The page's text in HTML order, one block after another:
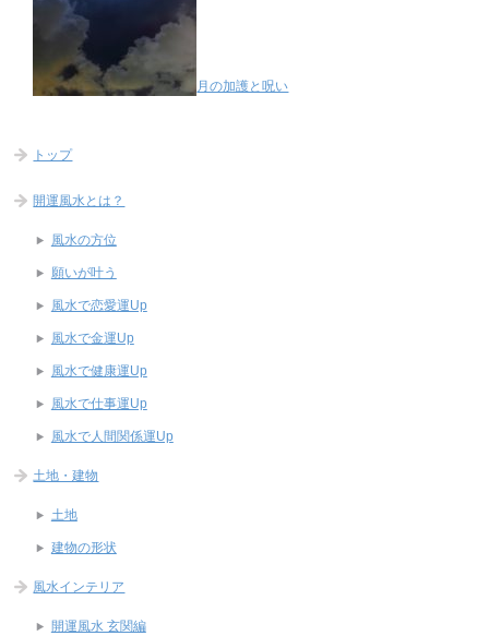
月の加護と呪い
トップ
開運風水とは？
風水の方位
願いが叶う
風水で恋愛運Up
風水で金運Up
風水で健康運Up
風水で仕事運Up
風水で人間関係運Up
土地・建物
土地
建物の形状
風水インテリア
開運風水 玄関編